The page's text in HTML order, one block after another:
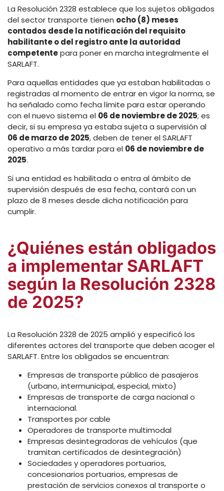
La Resolución 2328 establece que los sujetos obligados
del sector transporte tienen ocho (8) meses
contados desde la notificación del requisito
habilitante o del registro ante la autoridad
competentepara poner en marcha integralmente el
SARLAFT.
Para aquellas entidades que ya estaban habilitadas o
registradas al momento de entrar en vigor la norma, se
ha señalado como fecha límite para estar operando
con el nuevo sistema el 06 de noviembre de 2025; es
decir, si su empresa ya estaba sujeta a supervisión al
06 de marzo de 2025, deben de tener el SARLAFT
operativo a más tardar para el 06 de noviembre de
2025.
Si una entidad es habilitada o entra al ámbito de
supervisión después de esa fecha, contará con un
plazo de 8 meses desde dicha notificación para
cumplir.
¿Quiénes están obligados
a implementar SARLAFT
según la Resolución 2328
de 2025?
La Resolución 2328 de 2025 amplió y especificó los
diferentes actores del transporte que deben acoger el
SARLAFT. Entre los obligados se encuentran:
Empresas de transporte público de pasajeros
(urbano, intermunicipal, especial, mixto)
Empresas de transporte de carga nacional o
internacional.
Transportes por cable
Operadores de transporte multimodal
Empresas desintegradoras de vehículos (que
tramitan certificados de desintegración)
Sociedades y operadores portuarios,
concesionarios portuarios, empresas de
prestación de servicios conexos al transporte o